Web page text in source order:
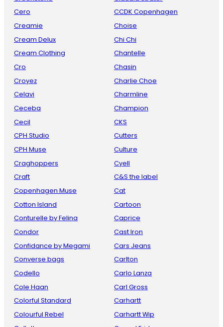
Cero
Creamie
Cream Delux
Cream Clothing
Cro
Croyez
Celavi
Ceceba
Cecil
CPH Studio
CPH Muse
Craghoppers
Craft
Copenhagen Muse
Cotton Island
Conturelle by Felina
Condor
Confidance by Megami
Converse bags
Codello
Cole Haan
Colorful Standard
Colourful Rebel
CCDK Copenhagen
Choise
Chi Chi
Chantelle
Chasin
Charlie Choe
Charmline
Champion
CKS
Cutters
Culture
Cyell
C&S the label
Cat
Cartoon
Caprice
Cast Iron
Cars Jeans
Carlton
Carlo Lanza
Carl Gross
Carhartt
Carhartt Wip